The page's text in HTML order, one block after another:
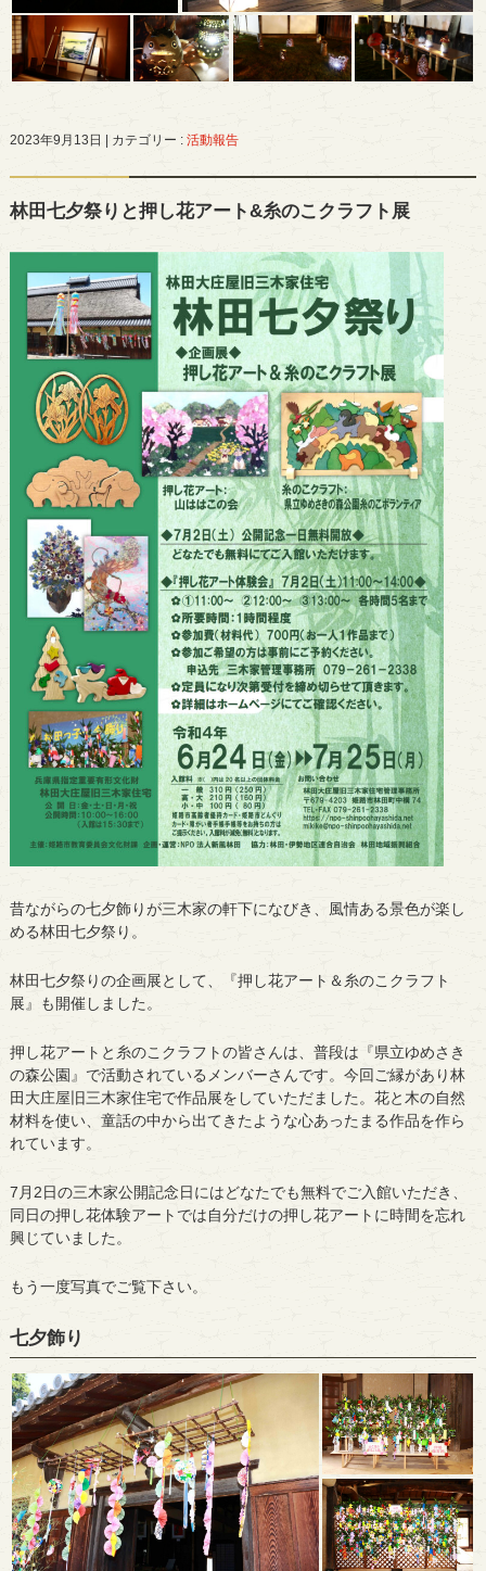
2023年9月13日 カテゴリー : 活動報告
林田七夕祭りと押し花アート&糸のこクラフト展
昔ながらの七夕飾りが三木家の軒下になびき、風情ある景色が楽し
める林田七夕祭り。
林田七夕祭りの企画展として、『押し花アート＆糸のこクラフト
展』も開催しました。
押し花アートと糸のこクラフトの皆さんは、普段は『県立ゆめさき
の森公園』で活動されているメンバーさんです。今回ご縁があり林
田大庄屋旧三木家住宅で作品展をしていただました。花と木の自然
材料を使い、童話の中から出てきたような心あったまる作品を作ら
れています。
7月2日の三木家公開記念日にはどなたでも無料でご入館いただき、
同日の押し花体験アートでは自分だけの押し花アートに時間を忘れ
興じていました。
もう一度写真でご覧下さい。
七夕飾り